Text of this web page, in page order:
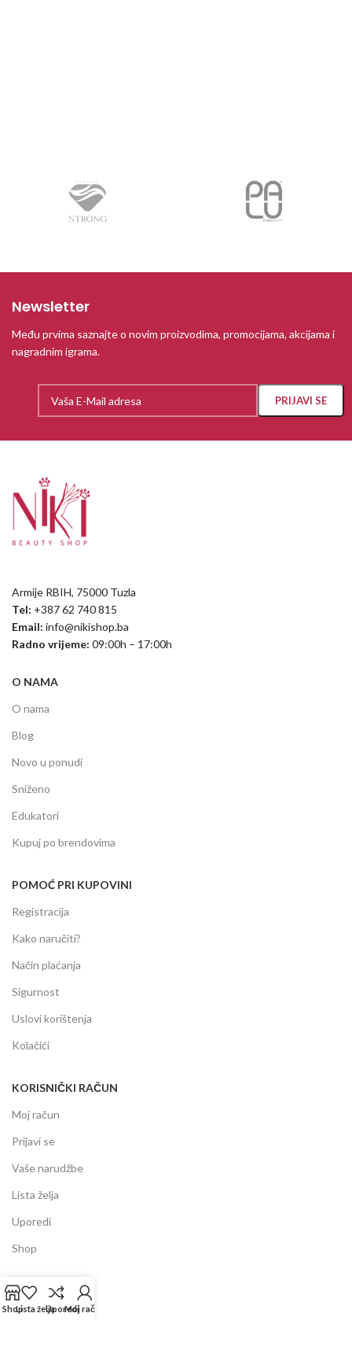
Newsletter
Među prvima saznajte o novim proizvodima, promocijama, akcijama i
nagradnim igrama.
Armije RBIH, 75000 Tuzla
Tel: +387 62 740 815
Email: info@nikishop.ba
Radno vrijeme: 09:00h – 17:00h
O NAMA
O nama
Blog
Novo u ponudi
Sniženo
Edukatori
Kupuj po brendovima
POMOĆ PRI KUPOVINI
Registracija
Kako naručiti?
Način plaćanja
Sigurnost
Uslovi korištenja
Kolačići
KORISNIČKI RAČUN
Moj račun
Prijavi se
Vaše narudžbe
Lista želja
Uporedi
Shop
INFORMACIJE
Prodajni centar
ShopLista željaUporediMoj račun